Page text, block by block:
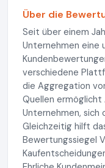
Über die
Seit über einem
Unternehmen eine
verschiedene
die Aggregation
Quellen ermöglicht
Unternehmen, sich
Gleichzeitig hilft
Bewertungssiegel